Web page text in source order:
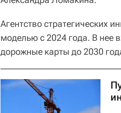
Агентство стратегических
моделью с 2024 года. В нее
дорожные карты до 2030